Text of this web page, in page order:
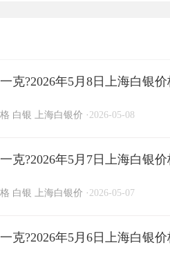
克?2026年5月8日上海白银
白银 上海白银价 · 2026-05-08
克?2026年5月7日上海白银
白银 上海白银价 · 2026-05-07
克?2026年5月6日上海白银